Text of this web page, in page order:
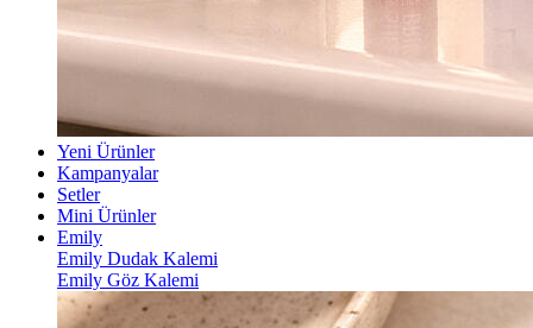
Yeni Ürünler
Kampanyalar
Setler
Mini Ürünler
Emily
Emily Dudak Kalemi
Emily Göz Kalemi